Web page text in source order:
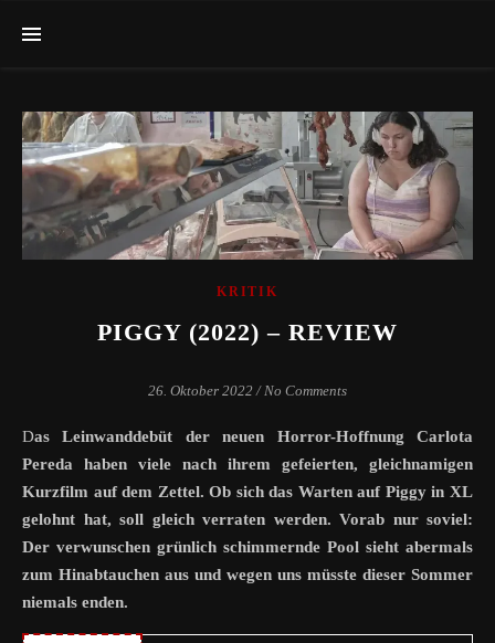
KRITIK
PIGGY (2022) – REVIEW
26. Oktober 2022 / No Comments
Das Leinwanddebüt der neuen Horror-Hoffnung Carlota
Pereda haben viele nach ihrem gefeierten, gleichnamigen
Kurzfilm auf dem Zettel. Ob sich das Warten auf Piggy in XL
gelohnt hat, soll gleich verraten werden. Vorab nur soviel:
Der verwunschen grünlich schimmernde Pool sieht abermals
zum Hinabtauchen aus und wegen uns müsste dieser Sommer
niemals enden.